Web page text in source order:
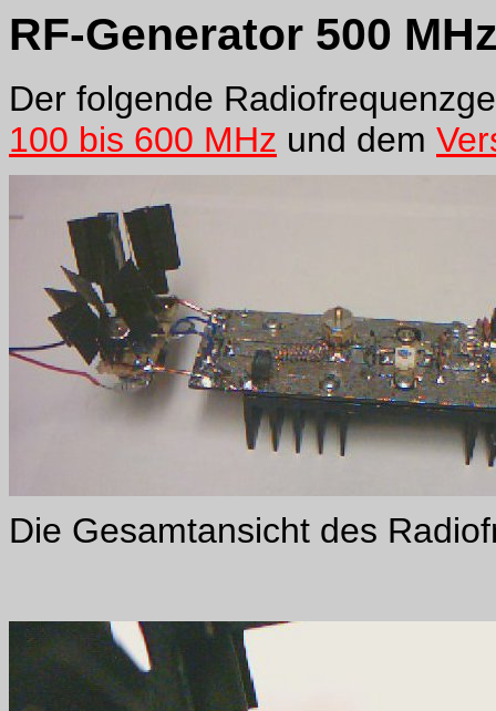
RF-Generator 500
Der folgende
100 bis 600 MHz und dem
Die Gesamtansicht des